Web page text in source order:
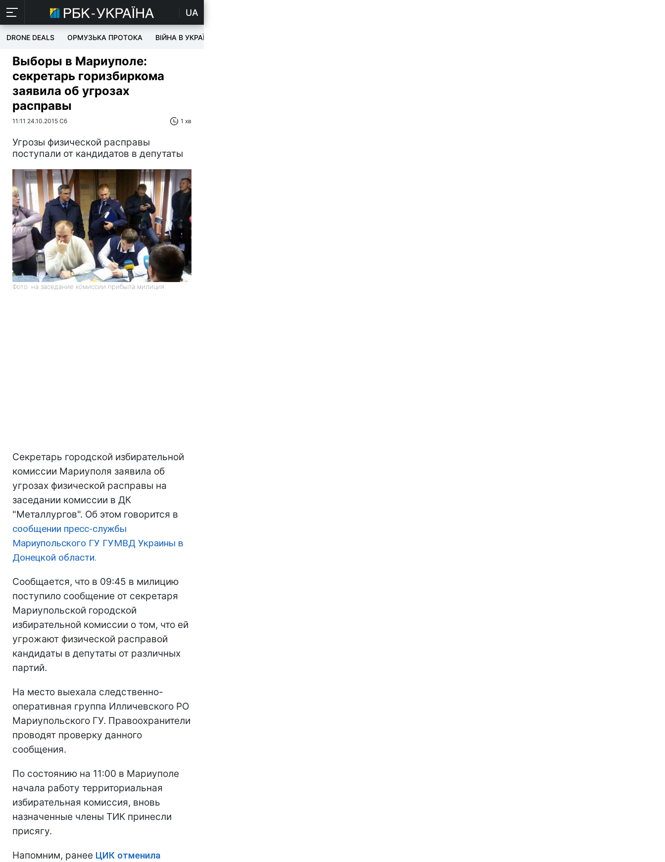
UA
DRONE DEALS ОРМУЗЬКА ПРОТОКА ВІЙНА В УКРАЇНІ
Выборы в Мариуполе:
секретарь горизбиркома
заявила об угрозах
расправы
11:11 24.10.2015 Сб 1 хв
Угрозы физической расправы
поступали от кандидатов в депутаты
Фото: на заседание комиссии прибыла милиция
Секретарь городской избирательной
комиссии Мариуполя заявила об
угрозах физической расправы на
заседании комиссии в ДК
"Металлургов". Об этом говорится в
сообщении пресс-службы
Мариупольского ГУ ГУМВД Украины в
Донецкой области.
Сообщается, что в 09:45 в милицию
поступило сообщение от секретаря
Мариупольской городской
избирательной комиссии о том, что ей
угрожают физической расправой
кандидаты в депутаты от различных
партий.
На место выехала следственно-
оперативная группа Илличевского РО
Мариупольского ГУ. Правоохранители
проводят проверку данного
сообщения.
По состоянию на 11:00 в Мариуполе
начала работу территориальная
избирательная комиссия, вновь
назначенные члены ТИК принесли
присягу.
Напомним, ранее ЦИК отменила